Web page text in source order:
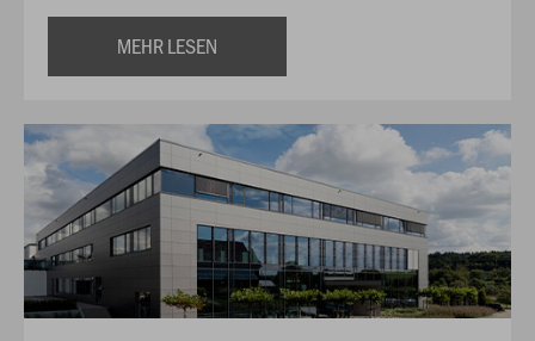
MEHR LESEN